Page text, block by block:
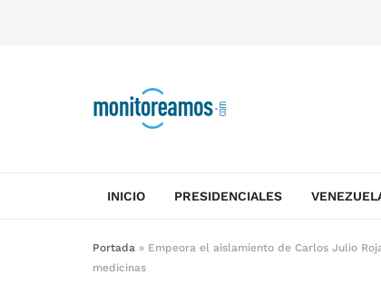
INICIO PRESIDENCIALES
Portada » Empeora el aislamiento de Carlos Julio
medicinas